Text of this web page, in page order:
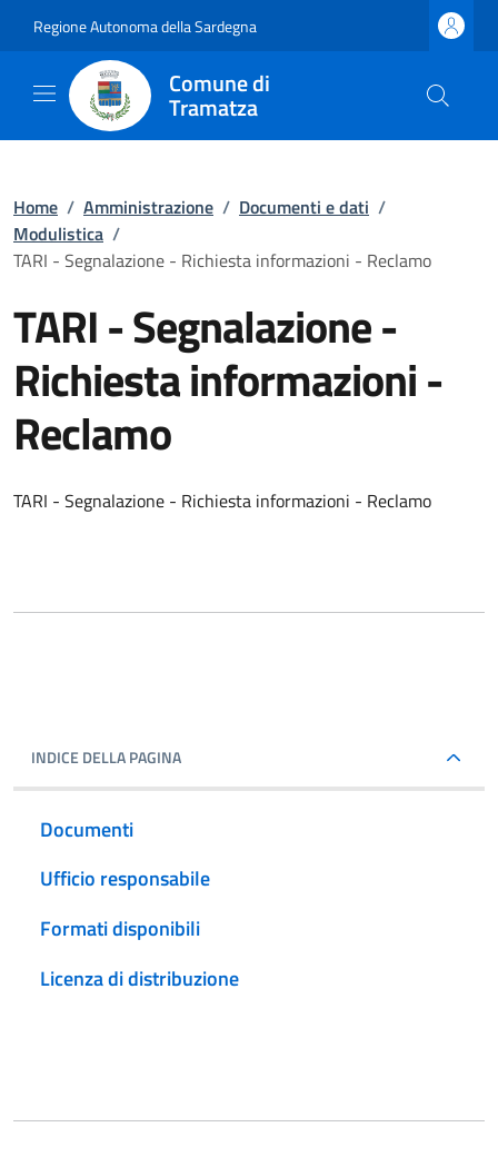
Regione Autonoma della Sardegna
Comune di
Tramatza
Home / Amministrazione / Documenti e dati /
Modulistica /
TARI - Segnalazione - Richiesta informazioni - Reclamo
TARI - Segnalazione -
Richiesta informazioni -
Reclamo
TARI - Segnalazione - Richiesta informazioni - Reclamo
INDICE DELLA PAGINA
Documenti
Ufficio responsabile
Formati disponibili
Licenza di distribuzione